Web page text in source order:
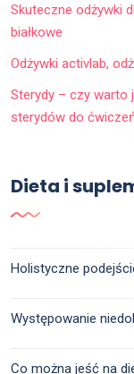
Skuteczne odżywki
białkowe
Odżywki activlab,
Sterydy – czy warto
sterydów do
Dieta i
Holistyczne
Występowanie
Co można jeść na